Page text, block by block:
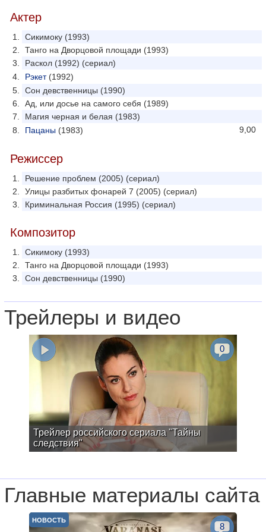
Актер
Сикимоку (1993)
Танго на Дворцовой площади (1993)
Раскол (1992) (сериал)
Рэкет(1992)
Сон девственницы (1990)
Ад, или досье на самого себя (1989)
Магия черная и белая (1983)
9,00
Пацаны (1983)
Режиссер
Решение проблем (2005) (сериал)
Улицы разбитых фонарей 7 (2005) (сериал)
Криминальная Россия (1995) (сериал)
Композитор
Сикимоку (1993)
Танго на Дворцовой площади (1993)
Сон девственницы (1990)
Трейлеры и видео
Трейлер российского сериала "Тайны
следствия"
0
Главные материалы сайта
НОВОСТЬ
8